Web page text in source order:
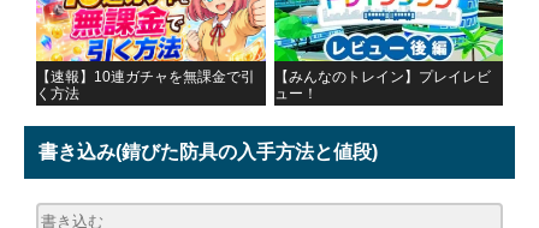
【速報】10連ガチャを無課金で引
く方法
【みんなのトレイン】プレイレビ
ュー！
書き込み(錆びた防具の入手方法と値段)